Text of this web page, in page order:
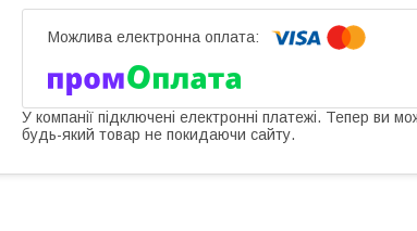
У компанії підключені електронні платежі. Тепер ви
будь-який товар не покидаючи сайту.